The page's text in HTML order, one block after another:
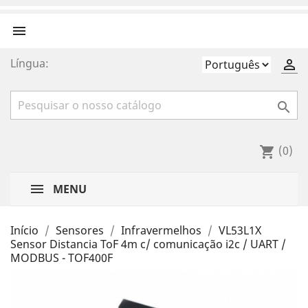


Língua:

shopping_cart (0)
MENU
Início Sensores Infravermelhos
VL53L1X
Sensor Distancia ToF 4m c/ comunicação i2c / UART /
MODBUS - TOF400F